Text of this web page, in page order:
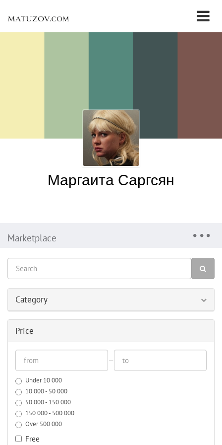
Маргаита Саргсян
Marketplace
Category
Price
—
Under 10 000
10 000 - 50 000
50 000 - 150 000
150 000 - 500 000
Over 500 000
Free